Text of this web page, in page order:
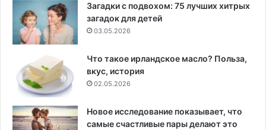
Загадки с подвохом: 75 лучших хитрых
загадок для детей
03.05.2026
Что такое ирландское масло? Польза,
вкус, история
02.05.2026
Новое исследование показывает, что
самые счастливые пары делают это